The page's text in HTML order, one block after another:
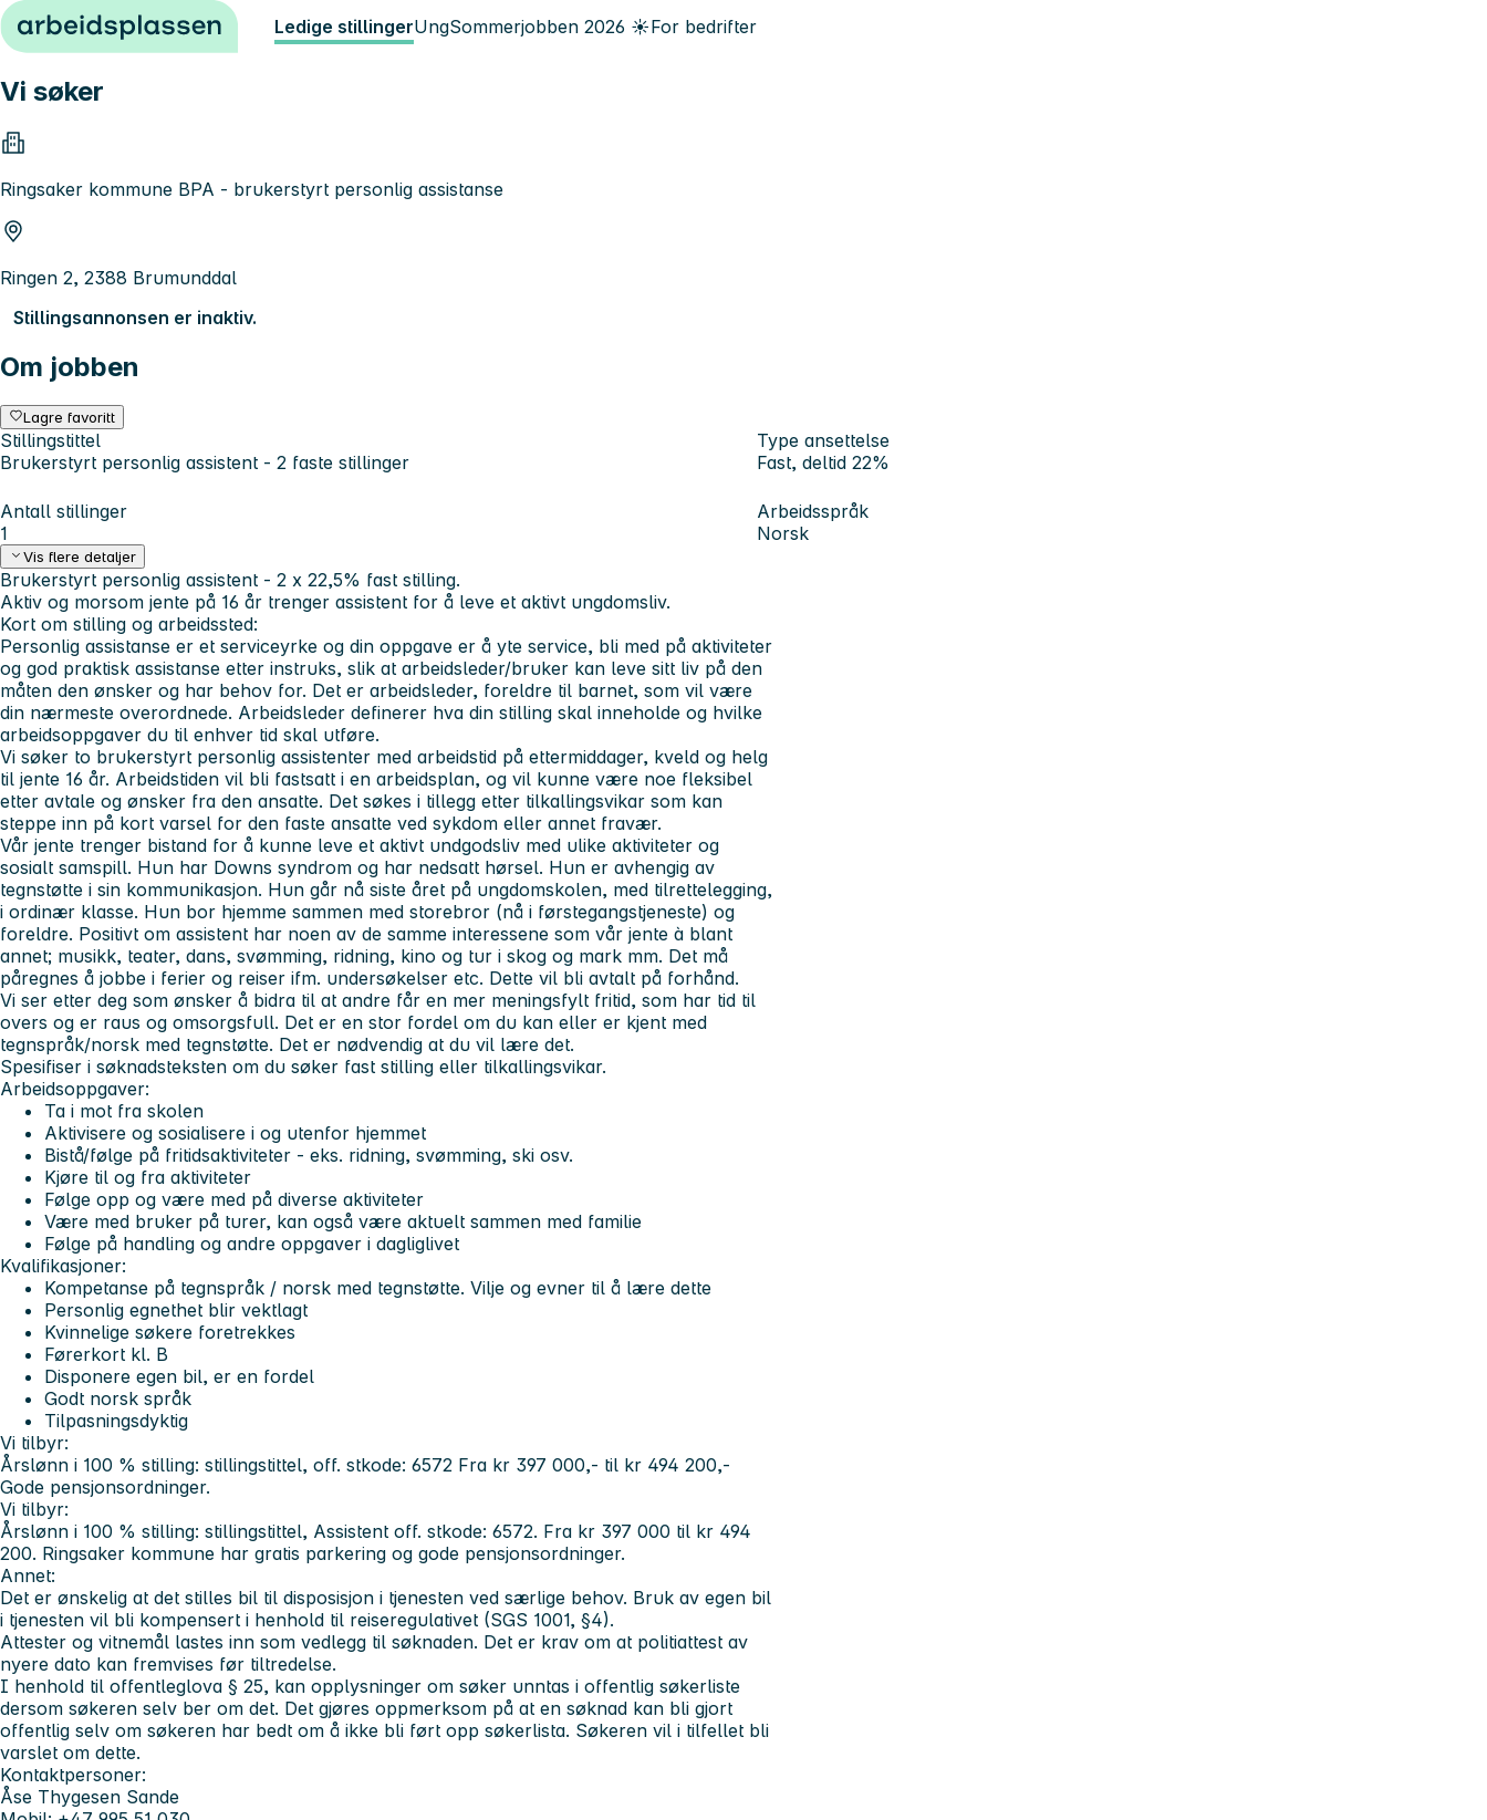
Hopp til innhold Ledige stillingerUngSommerjobben 2026 ☀️For bedrifter
Vi søker
Ringsaker kommune BPA - brukerstyrt personlig assistanse
Ringen 2, 2388 Brumunddal
Stillingsannonsen er inaktiv.
Om jobben
Lagre favoritt
Stillingstittel
Brukerstyrt personlig assistent - 2 faste stillinger
Type ansettelse
Fast, deltid 22%
Antall stillinger
1
Arbeidsspråk
Norsk
Vis flere detaljer
Brukerstyrt personlig assistent - 2 x 22,5% fast stilling.
Aktiv og morsom jente på 16 år trenger assistent for å leve et aktivt ungdomsliv.
Kort om stilling og arbeidssted:
Personlig assistanse er et serviceyrke og din oppgave er å yte service, bli med på aktiviteter
og god praktisk assi­stanse etter instruks, slik at arbeidsleder/bruker kan leve sitt liv på den
måten den ønsker og har behov for. Det er arbeidsleder, foreldre til barnet, som vil være
din nærmeste overordnede. Arbeidsleder definerer hva din stilling skal inneholde og hvilke
arbeidsoppgaver du til enhver tid skal utføre.
Vi søker to brukerstyrt personlig assistenter med arbeidstid på ettermiddager, kveld og helg
til jente 16 år. Arbeidstiden vil bli fastsatt i en arbeidsplan, og vil kunne være noe fleksibel
etter avtale og ønsker fra den ansatte. Det søkes i tillegg etter tilkallingsvikar som kan
steppe inn på kort varsel for den faste ansatte ved sykdom eller annet fravær.
Vår jente trenger bistand for å kunne leve et aktivt undgodsliv med ulike aktiviteter og
sosialt samspill. Hun har Downs syndrom og har nedsatt hørsel. Hun er avhengig av
tegnstøtte i sin kommunika­sjon. Hun går nå siste året på ungdomskolen, med tilrettelegging,
i ordinær klasse. Hun bor hjemme sammen med storebror (nå i førstegangstjeneste) og
foreldre. Positivt om assistent har noen av de samme interessene som vår jente à blant
annet; musikk, teater, dans, svømming, ridning, kino og tur i skog og mark mm. Det må
påregnes å jobbe i ferier og reiser ifm. undersøkelser etc. Dette vil bli avtalt på forhånd.
Vi ser etter deg som ønsker å bidra til at andre får en mer meningsfylt fritid, som har tid til
overs og er raus og omsorgsfull. Det er en stor fordel om du kan eller er kjent med
tegnspråk/norsk med tegnstøtte. Det er nødvendig at du vil lære det.
Spesifiser i søknadsteksten om du søker fast stilling eller tilkallingsvikar.
Arbeidsoppgaver:
Ta i mot fra skolen
Aktivisere og sosialisere i og utenfor hjemmet
Bistå/følge på fritidsaktiviteter - eks. ridning, svømming, ski osv.
Kjøre til og fra aktiviteter
Følge opp og være med på diverse aktiviteter
Være med bruker på turer, kan også være aktuelt sammen med familie
Følge på handling og andre oppgaver i dagliglivet
Kvalifikasjoner:
Kompetanse på tegnspråk / norsk med tegnstøtte. Vilje og evner til å lære dette
Personlig egnethet blir vektlagt
Kvinnelige søkere foretrekkes
Førerkort kl. B
Disponere egen bil, er en fordel
Godt norsk språk
Tilpasningsdyktig
Vi tilbyr:
Årslønn i 100 % stilling: stillingstittel, off. stkode: 6572 Fra kr 397 000,- til kr 494 200,-
Gode pensjonsordninger.
Vi tilbyr:
Årslønn i 100 % stilling: stillingstittel, Assistent off. stkode: 6572. Fra kr 397 000 til kr 494
200. Ringsaker kommune har gratis parkering og gode pensjonsordninger.
Annet:
Det er ønskelig at det stilles bil til disposisjon i tjenesten ved særlige behov. Bruk av egen bil
i tjenesten vil bli kompensert i henhold til reiseregulativet (SGS 1001, §4).
Attester og vitnemål lastes inn som vedlegg til søknaden. Det er krav om at politiattest av
nyere dato kan fremvises før tiltredelse.
I henhold til offentleglova § 25, kan opplysninger om søker unntas i offentlig søkerliste
dersom søkeren selv ber om det. Det gjøres oppmerksom på at en søknad kan bli gjort
offentlig selv om søkeren har bedt om å ikke bli ført opp søkerlista. Søkeren vil i tilfellet bli
varslet om dette.
Kontaktpersoner:
Åse Thygesen Sande